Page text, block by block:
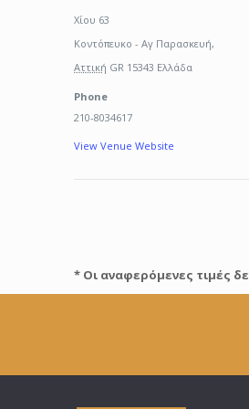
Χίου 63
Κοντόπευκο - Αγ Παρασκευή,
Αττική GR 15343 Ελλάδα
Phone
210-8034617
View Venue Website
* Οι αναφερόμενες τιμές